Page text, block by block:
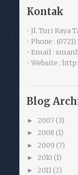
Kontak
• Jl. Turi Raya
• Phone :
• Email :
• Website :
Blog
► 2007 (3)
► 2008 (1)
► 2009 (7)
► 2010 (1)
► 2011 (2)